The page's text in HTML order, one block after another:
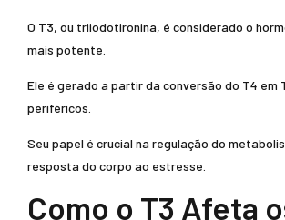
O T3, ou triiodotironina, é considerado o
mais potente.
Ele é gerado a partir da conversão do T4 em
periféricos.
Seu papel é crucial na regulação do
resposta do corpo ao estresse.
Como o T3 Afeta